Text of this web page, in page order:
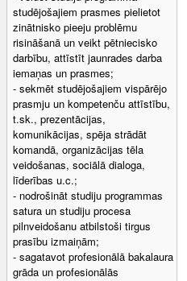
studējošajiem prasmes pielietot
zinātnisko pieeju problēmu
risināšanā un veikt pētniecisko
darbību, attīstīt jaunrades darba
iemaņas un prasmes;
- sekmēt studējošajiem vispārējo
prasmju un kompetenču attīstību,
t.sk., prezentācijas,
komunikācijas, spēja strādāt
komandā, organizācijas tēla
veidošanas, sociālā dialoga,
līderības u.c.;
- nodrošināt studiju programmas
satura un studiju procesa
pilnveidošanu atbilstoši tirgus
prasību izmaiņām;
- sagatavot profesionālā bakalaura
grāda un profesionālās